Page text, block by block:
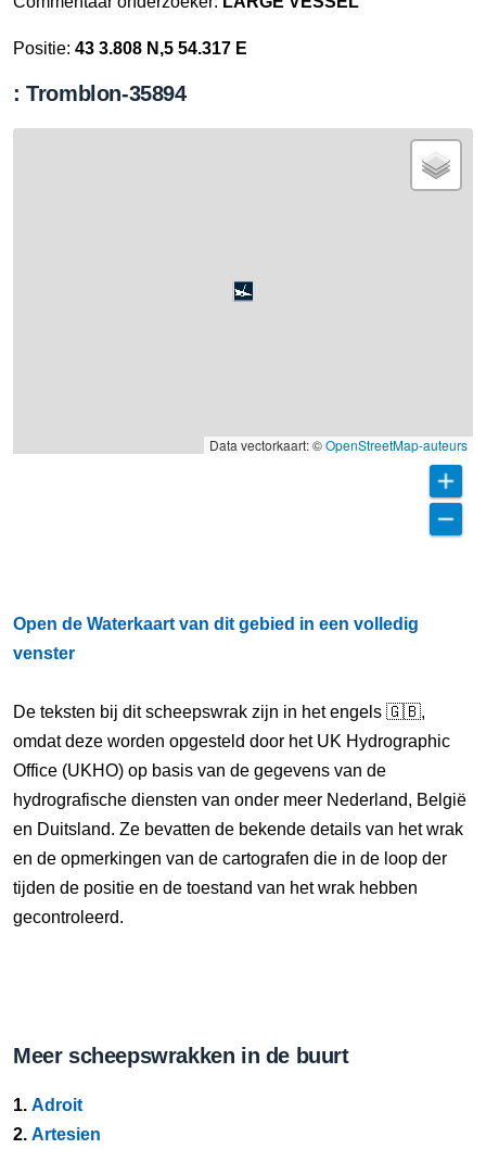
Positie: 43 3.808 N,5 54.317 E
: Tromblon-35894
Data vectorkaart: ©OpenStreetMap-auteurs
Open de Waterkaart van dit gebied in een volledig
venster
De teksten bij dit scheepswrak zijn in het engels 🇬🇧,
omdat deze worden opgesteld door het UK Hydrographic
Office (UKHO) op basis van de gegevens van de
hydrografische diensten van onder meer Nederland, België
en Duitsland. Ze bevatten de bekende details van het wrak
en de opmerkingen van de cartografen die in de loop der
tijden de positie en de toestand van het wrak hebben
gecontroleerd.
Meer scheepswrakken in de buurt
1. Adroit
2. Artesien